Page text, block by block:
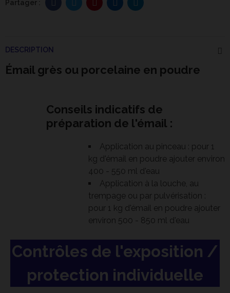
DESCRIPTION
Émail grès ou porcelaine en poudre
Conseils indicatifs de
préparation de l'émail :
Application au pinceau : pour 1
kg d'émail en poudre ajouter environ
400 - 550 ml d'eau
Application à la louche, au
trempage ou par pulvérisation :
pour 1 kg d'émail en poudre ajouter
environ 500 - 850 ml d'eau
Contrôles de l'exposition /
protection individuelle